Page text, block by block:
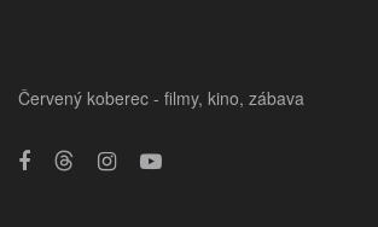
Červený koberec - filmy, kino, zábava